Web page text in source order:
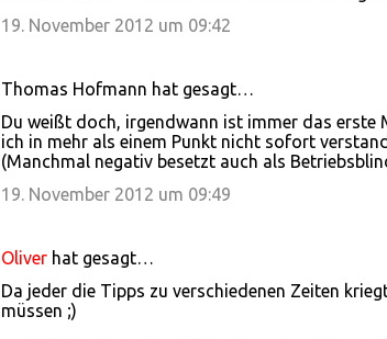
19. November 2012 um 09:42
Thomas Hofmann hat gesagt…
Du weißt doch, irgendwann ist immer das erste
ich in mehr als einem Punkt nicht sofort
(Manchmal negativ besetzt auch als
19. November 2012 um 09:49
Oliverhat gesagt…
Da jeder die Tipps zu verschiedenen Zeiten
müssen ;)